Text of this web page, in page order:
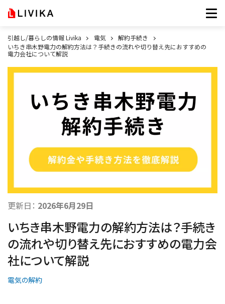
引越し/暮らしの情報 Livika 電気
解約手続き
いちき串木野電力の解約方法は？手続きの流れや切り替え先におすすめの
電力会社について解説
更新日： 2026年6月29日
いちき串木野電力の解約方法は？手続き
の流れや切り替え先におすすめの電力会
社について解説
電気の解約